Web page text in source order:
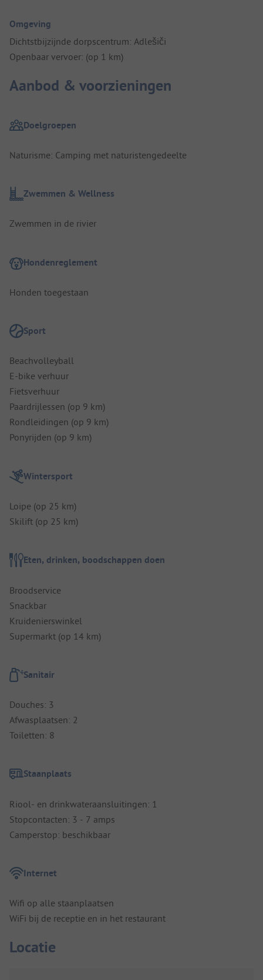
Omgeving
Dichtstbijzijnde dorpscentrum: Adlešiči
Openbaar vervoer: (op 1 km)
Aanbod & voorzieningen
Doelgroepen
Naturisme: Camping met naturistengedeelte
Zwemmen & Wellness
Zwemmen in de rivier
Hondenreglement
Honden toegestaan
Sport
Beachvolleyball
E-bike verhuur
Fietsverhuur
Paardrijlessen (op 9 km)
Rondleidingen (op 9 km)
Ponyrijden (op 9 km)
Wintersport
Loipe (op 25 km)
Skilift (op 25 km)
Eten, drinken, boodschappen doen
Broodservice
Snackbar
Kruidenierswinkel
Supermarkt (op 14 km)
Sanitair
Douches: 3
Afwasplaatsen: 2
Toiletten: 8
Staanplaats
Riool- en drinkwateraansluitingen: 1
Stopcontacten: 3 - 7 amps
Camperstop: beschikbaar
Internet
Wifi op alle staanplaatsen
WiFi bij de receptie en in het restaurant
Locatie